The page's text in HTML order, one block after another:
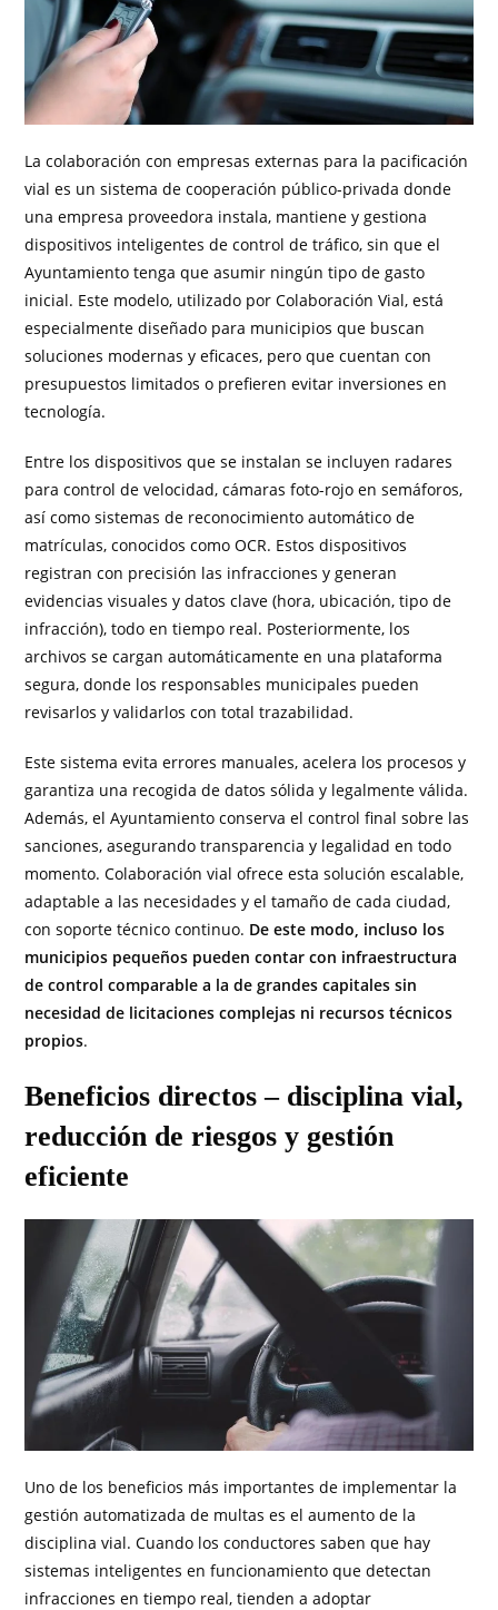
La colaboración con empresas externas para la pacificación
vial es un sistema de cooperación público-privada donde
una empresa proveedora instala, mantiene y gestiona
dispositivos inteligentes de control de tráfico, sin que el
Ayuntamiento tenga que asumir ningún tipo de gasto
inicial. Este modelo, utilizado por Colaboración Vial, está
especialmente diseñado para municipios que buscan
soluciones modernas y eficaces, pero que cuentan con
presupuestos limitados o prefieren evitar inversiones en
tecnología.
Entre los dispositivos que se instalan se incluyen radares
para control de velocidad, cámaras foto-rojo en semáforos,
así como sistemas de reconocimiento automático de
matrículas, conocidos como OCR. Estos dispositivos
registran con precisión las infracciones y generan
evidencias visuales y datos clave (hora, ubicación, tipo de
infracción), todo en tiempo real. Posteriormente, los
archivos se cargan automáticamente en una plataforma
segura, donde los responsables municipales pueden
revisarlos y validarlos con total trazabilidad.
Este sistema evita errores manuales, acelera los procesos y
garantiza una recogida de datos sólida y legalmente válida.
Además, el Ayuntamiento conserva el control final sobre las
sanciones, asegurando transparencia y legalidad en todo
momento. Colaboración vial ofrece esta solución escalable,
adaptable a las necesidades y el tamaño de cada ciudad,
con soporte técnico continuo. De este modo, incluso los
municipios pequeños pueden contar con infraestructura
de control comparable a la de grandes capitales sin
necesidad de licitaciones complejas ni recursos técnicos
propios.
Beneficios directos – disciplina vial,
reducción de riesgos y gestión
eficiente
Uno de los beneficios más importantes de implementar la
gestión automatizada de multas es el aumento de la
disciplina vial. Cuando los conductores saben que hay
sistemas inteligentes en funcionamiento que detectan
infracciones en tiempo real, tienden a adoptar